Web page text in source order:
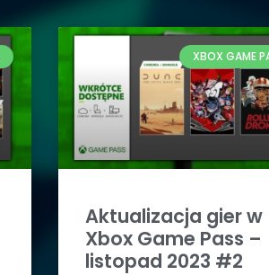
XBOX GAME
Aktualizacja gier w
Xbox Game Pass –
listopad 2023 #2